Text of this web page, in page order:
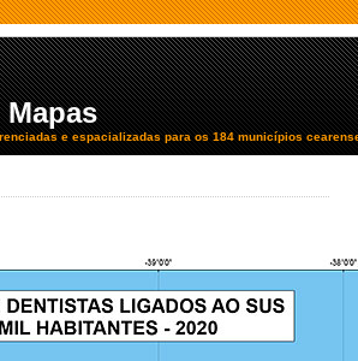
Mapas
e espacializadas para os 184 municípios